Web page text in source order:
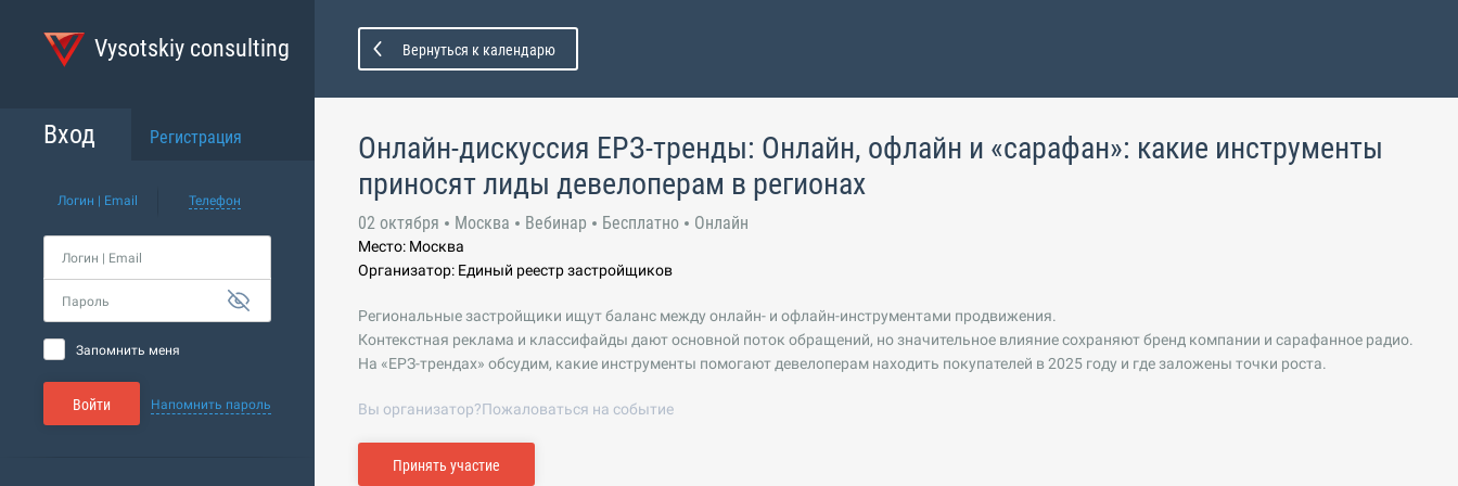
Vysotskiy consulting
Вход Регистрация
Логин | Email Телефон
Логин | Email
Пароль
Запомнить меня
Войти Напомнить пароль
Вернуться к календарю
Онлайн-дискуссия ЕРЗ-тренды: Онлайн, офлайн и «сарафан»: какие инструменты
приносят лиды девелоперам в регионах
02 октября Москва Вебинар Бесплатно Онлайн
Место: Москва
Организатор: Единый реестр застройщиков
Региональные застройщики ищут баланс между онлайн- и офлайн-инструментами продвижения.
Контекстная реклама и классифайды дают основной поток обращений, но значительное влияние сохраняют бренд компании и сарафанное радио.
На «ЕРЗ-трендах» обсудим, какие инструменты помогают девелоперам находить покупателей в 2025 году и где заложены точки роста.
Вы организатор?Пожаловаться на событие
Принять участие